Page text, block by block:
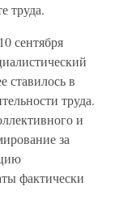
труда.
сентября
ставилось в
труда.
и
за
фактически